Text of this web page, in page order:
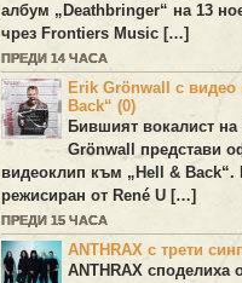
албум „ Deathbringer“ на 13
чрез Frontiers Music […]
ПРЕДИ 14 ЧАСА
Erik Grönwall с
Back“ (0)
Бившият вокалист на
Grönwall
представи
видеоклип към „Hell & Back“.
режисиран от René U […]
ПРЕДИ 15 ЧАСА
ANTHRAX с трети
ANTHRAX споделиха